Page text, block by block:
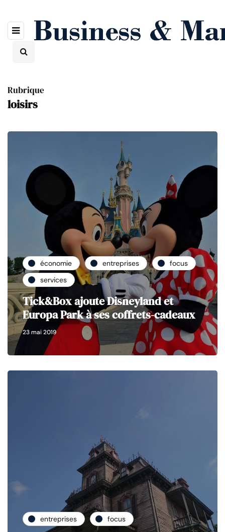
Rubrique
loisirs
économie entreprises
focus
services
Tick&Box ajoute Disneyland et
Europa Park à ses coffrets-cadeaux
23 mai 2019
entreprises focus